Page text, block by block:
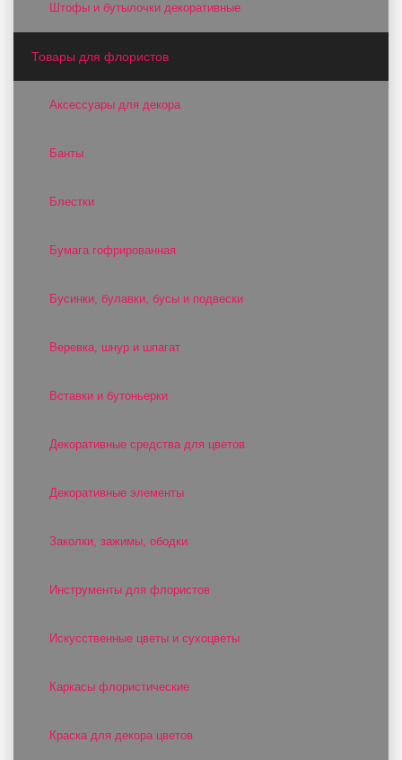
Штофы и бутылочки декоративные
Товары для флористов
Аксессуары для декора
Банты
Блестки
Бумага гофрированная
Бусинки, булавки, бусы и подвески
Веревка, шнур и шпагат
Вставки и бутоньерки
Декоративные средства для цветов
Декоративные элементы
Заколки, зажимы, ободки
Инструменты для флористов
Искусственные цветы и сухоцветы
Каркасы флористические
Краска для декора цветов